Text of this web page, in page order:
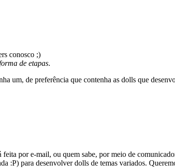
conosco ;)
de etapas.
um, de preferência que contenha as dolls que
por e-mail, ou quem sabe, por meio de
:P) para desenvolver dolls de temas variados.